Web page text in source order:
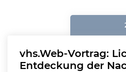
vhs.Web-Vortrag:
Entdeckung der